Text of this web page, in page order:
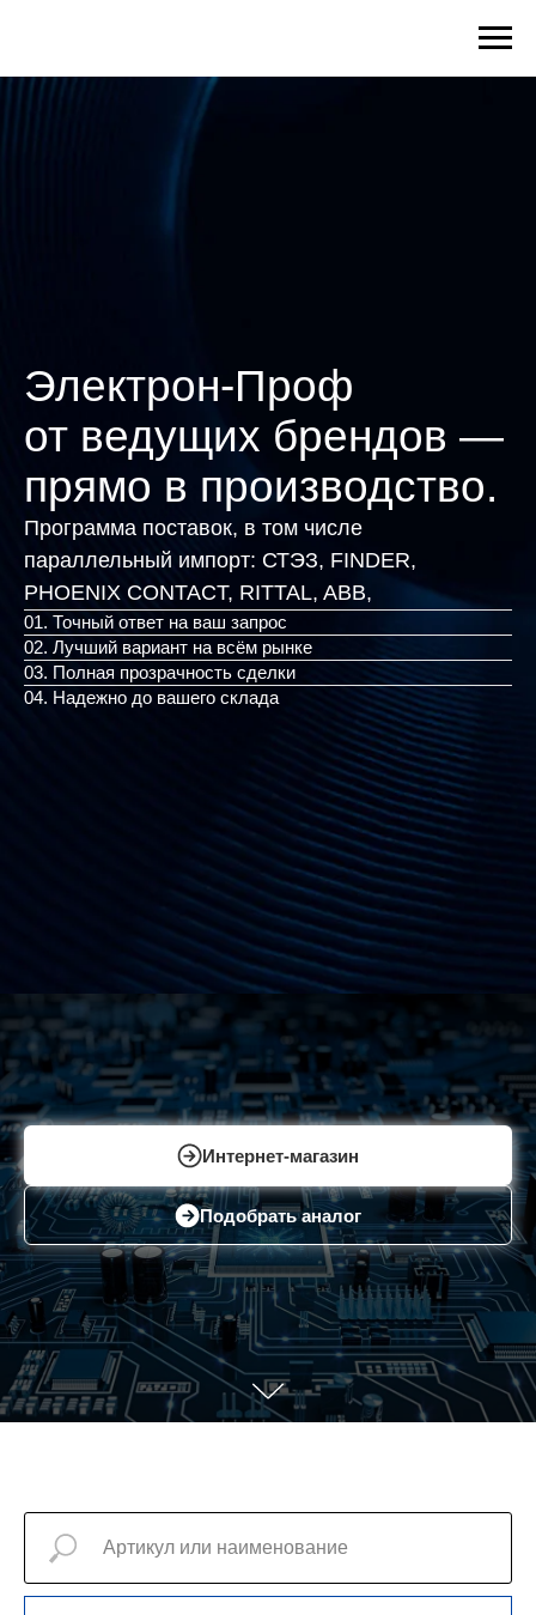
Электрон-Проф
от ведущих брендов —
прямо в производство.
Программа поставок, в том числе
параллельный импорт: СТЭЗ, FINDER,
PHOENIX CONTACT, |
01. Точный ответ на ваш запрос
02. Лучший вариант на всём рынке
03. Полная прозрачность сделки
04. Надежно до вашего склада
Интернет-магазин
Подобрать аналог